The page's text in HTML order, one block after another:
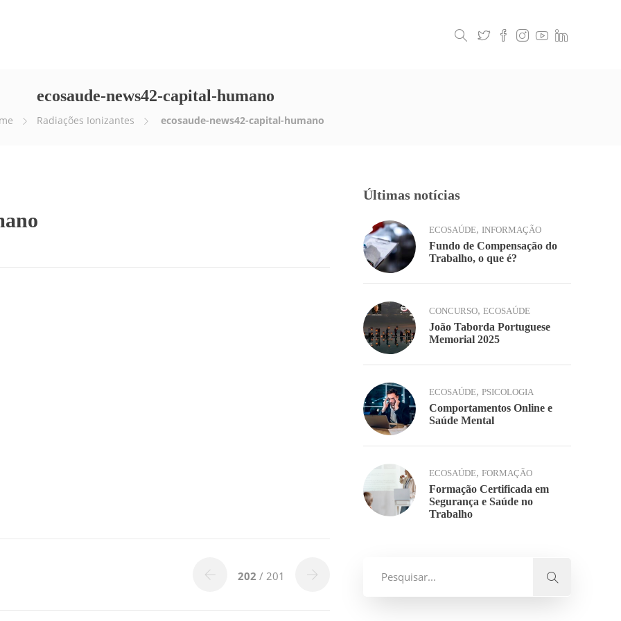
ecosaude-news42-capital-humano
Radiações Ionizantes ecosaude-news42-capital-humano
202 / 201
Últimas notícias
ECOSAÚDE, INFORMAÇÃO
Fundo de Compensação do
Trabalho, o que é?
CONCURSO, ECOSAÚDE
João Taborda Portuguese
Memorial 2025
ECOSAÚDE, PSICOLOGIA
Comportamentos Online e
Saúde Mental
ECOSAÚDE, FORMAÇÃO
Formação Certificada em
Segurança e Saúde no
Trabalho